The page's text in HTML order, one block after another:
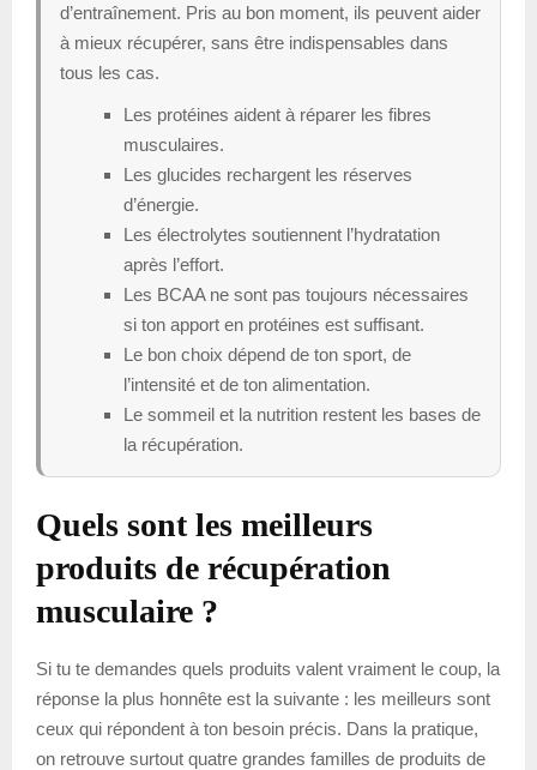
d’entraînement. Pris au bon moment, ils peuvent aider
à mieux récupérer, sans être indispensables dans
tous les cas.
Les protéines aident à réparer les fibres
musculaires.
Les glucides rechargent les réserves
d’énergie.
Les électrolytes soutiennent l’hydratation
après l’effort.
Les BCAA ne sont pas toujours nécessaires
si ton apport en protéines est suffisant.
Le bon choix dépend de ton sport, de
l’intensité et de ton alimentation.
Le sommeil et la nutrition restent les bases de
la récupération.
Quels sont les meilleurs
produits de récupération
musculaire ?
Si tu te demandes quels produits valent vraiment le coup, la
réponse la plus honnête est la suivante : les meilleurs sont
ceux qui répondent à ton besoin précis. Dans la pratique,
on retrouve surtout quatre grandes familles de produits de